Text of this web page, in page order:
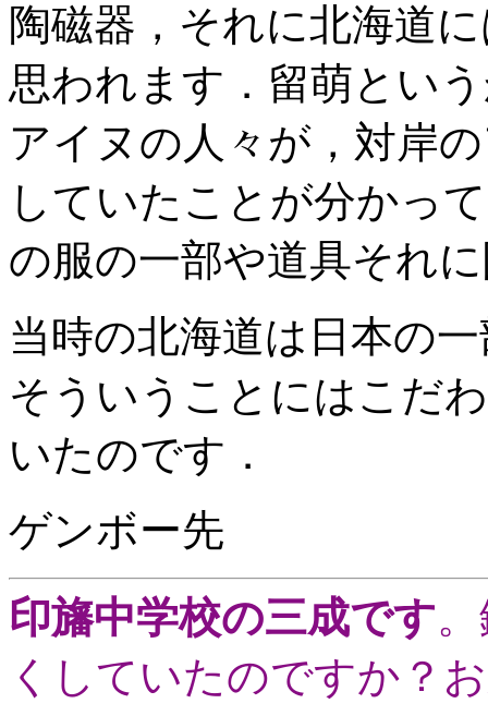
陶磁器，それに北海道
思われます．留萌とい
アイヌの人々が，対岸
していたことが分かっ
の服の一部や道具それ
当時の北海道は日本の
そういうことにはこだ
いたのです．
ゲンボー先
印旛中学校の三成です
くしていたのですか？